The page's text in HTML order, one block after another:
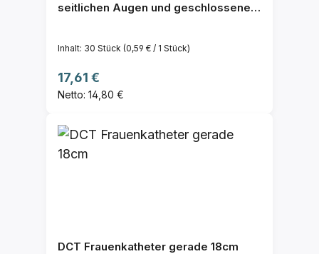
seitlichen Augen und geschlossener
Inhalt: 30 Stück (0,59 € / 1 Stück)
Regulärer Preis:
17,61 €
Netto: 14,80 €
DCT Frauenkatheter gerade 18cm